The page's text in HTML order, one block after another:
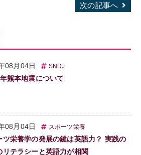
次の記事へ
08月04日 SNDJ
熊本地震について
08月04日 スポーツ栄養
ツ栄養学の発展の鍵は英語力？ 実践の
リテラシーと英語力が相関